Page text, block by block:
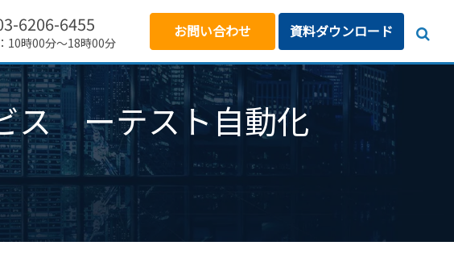
6206-6455
10時00分～18時00分
お問い合わせ 資料ダウンロード
ス ーテスト自動化